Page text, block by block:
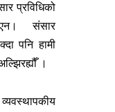
प्रविधिको
संसार
पनि हामी
।
व्यवस्थापकीय